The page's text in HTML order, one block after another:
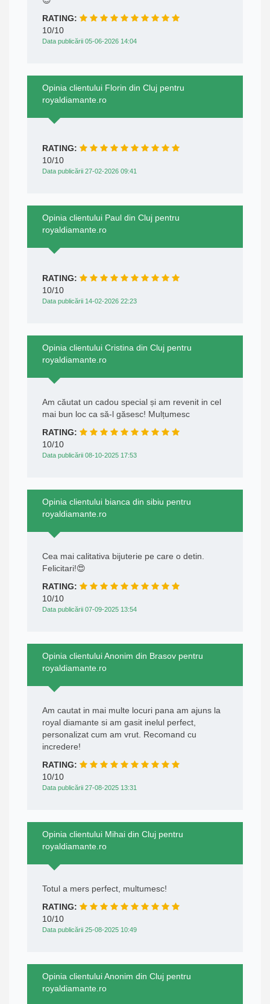
RATING:
10/10
Data publicării 05-06-2026 14:04
Opinia clientului Florin din Cluj pentru
royaldiamante.ro
RATING:
10/10
Data publicării 27-02-2026 09:41
Opinia clientului Paul din Cluj pentru
royaldiamante.ro
RATING:
10/10
Data publicării 14-02-2026 22:23
Opinia clientului Cristina din Cluj pentru
royaldiamante.ro
Am căutat un cadou special și am revenit in cel
mai bun loc ca să-l găsesc! Mulțumesc
RATING:
10/10
Data publicării 08-10-2025 17:53
Opinia clientului bianca din sibiu pentru
royaldiamante.ro
Cea mai calitativa bijuterie pe care o detin.
Felicitari!😍
RATING:
10/10
Data publicării 07-09-2025 13:54
Opinia clientului Anonim din Brasov pentru
royaldiamante.ro
Am cautat in mai multe locuri pana am ajuns la
royal diamante si am gasit inelul perfect,
personalizat cum am vrut. Recomand cu
incredere!
RATING:
10/10
Data publicării 27-08-2025 13:31
Opinia clientului Mihai din Cluj pentru
royaldiamante.ro
Totul a mers perfect, multumesc!
RATING:
10/10
Data publicării 25-08-2025 10:49
Opinia clientului Anonim din Cluj pentru
royaldiamante.ro